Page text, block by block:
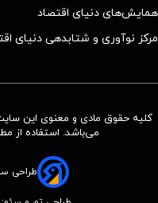
همایش‌های دنیای اقتصاد
مرکز نوآوری و شتابدهی دنیای
کلیه حقوق مادی و معنوی این
می‌باشد. استفاده از
طراحی